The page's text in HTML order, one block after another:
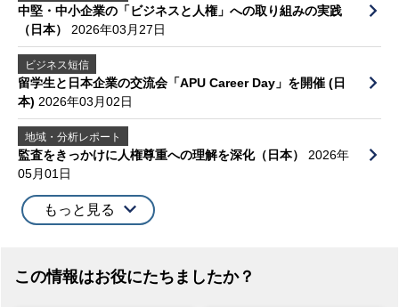
中堅・中小企業の「ビジネスと人権」への取り組みの実践
（日本） 2026年03月27日
ビジネス短信
留学生と日本企業の交流会「APU Career Day」を開催 (日
本) 2026年03月02日
地域・分析レポート
監査をきっかけに人権尊重への理解を深化（日本） 2026年
05月01日
もっと見る
この情報はお役にたちましたか？